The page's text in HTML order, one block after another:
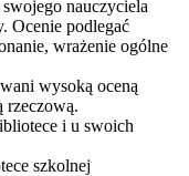
nauczyciela
Ocenie podlegać
wrażenie ogólne
wysoką oceną
rzeczową.
i u swoich
szkolnej